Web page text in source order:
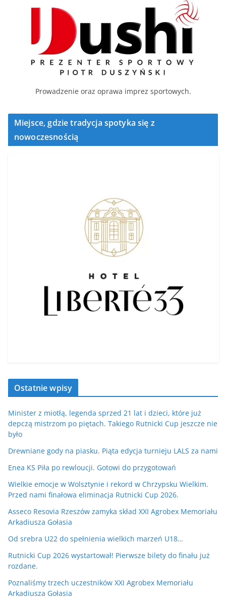
Prowadzenie oraz oprawa imprez sportowych.
Miejsce, gdzie tradycja spotyka się z
nowoczesnością
Ostatnie wpisy
Minister z miotłą, legenda sprzed 21 lat i dzieci, które już
depczą mistrzom po piętach. Takiego Rutnicki Cup jeszcze nie
było
Drewniane gody na piasku. Piąta edycja turnieju LALS za nami
Enea KS Piła po rewloucji. Gotowi do przygotowań
Wielkie emocje w Wolsztynie i rekord w Chrzypsku Wielkim.
Przed nami finałowa eliminacja Rutnicki Cup 2026.
Asseco Resovia Rzeszów zamyka skład XXI Agrobex Memoriału
Arkadiusza Gołasia
Od srebra U22 do spełnienia wielkich marzeń U18…
Rutnicki Cup 2026 wystartował! Pierwsze bilety do finału już
rozdane.
Poznaliśmy trzech uczestników XXI Agrobex Memoriału
Arkadiusza Gołasia